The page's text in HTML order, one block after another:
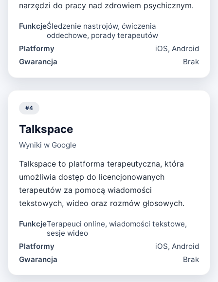
narzędzi do pracy nad zdrowiem psychicznym.
FunkcjeŚledzenie nastrojów, ćwiczenia
oddechowe, porady terapeutów
Platformy
iOS, Android
Gwarancja
Brak
#4
Talkspace
Wyniki w Google
Talkspace to platforma terapeutyczna, która
umożliwia dostęp do licencjonowanych
terapeutów za pomocą wiadomości
tekstowych, wideo oraz rozmów głosowych.
FunkcjeTerapeuci online, wiadomości tekstowe,
sesje wideo
Platformy
iOS, Android
Gwarancja
Brak